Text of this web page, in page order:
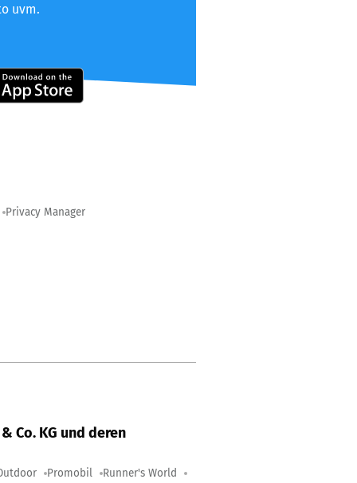
uvm.
Privacy Manager
Co. KG und deren
Promobil Runner's World